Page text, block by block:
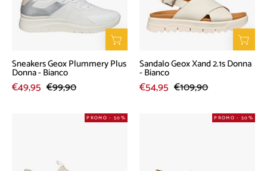
Bianco
Sneakers Geox Plummery Plus
Donna - Bianco
€49,95 €99,90
-
Bianco
Sandalo Geox Xand 2.1s Donna
- Bianco
€54,95 €109,90
Sneakers
PROMO - 50%
Sandalo
PROMO - 50%